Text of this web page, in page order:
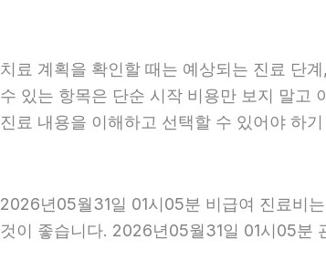
치료 계획을 확인할 때는 예상되는 진료 단
수 있는 항목은 단순 시작 비용만 보지 말고
진료 내용을 이해하고 선택할 수 있어야 하
2026년05월31일 01시05분 비급여 진료비
것이 좋습니다. 2026년05월31일 01시05분